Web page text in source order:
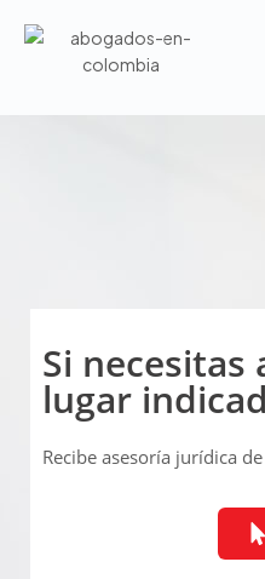
Si necesitas
lugar
Recibe asesoría jurídica de